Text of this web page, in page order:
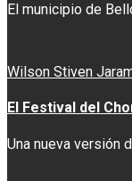
El municipio de
Wilson Stiven
El Festival del
Una nueva versión